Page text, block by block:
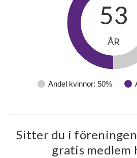
Andel kvinnor: 50%
53
ÅR
Sitter du i
gratis medlem